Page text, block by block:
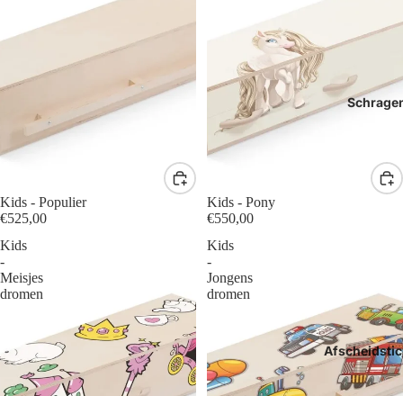
Kids - Populier
€525,00
Kids - Pony
€550,00
Kids
-
Meisjes
dromen
Kids
-
Jongens
dromen